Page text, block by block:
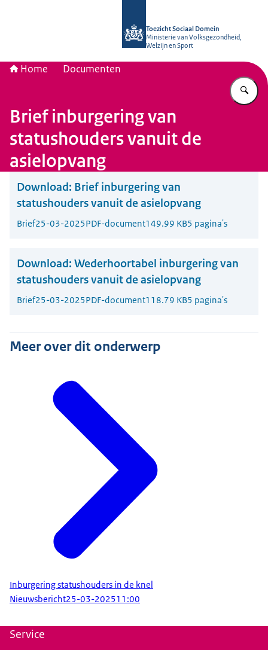
Toezicht Sociaal Domein
Ministerie van Volksgezondheid,
Welzijn en Sport
Home Documenten
Brief inburgering van
statushouders vanuit de
asielopvang
Download: Brief inburgering van
statushouders vanuit de asielopvang
Brief25-03-2025PDF-document149.99 KB5 pagina's
Download: Wederhoortabel inburgering van
statushouders vanuit de asielopvang
Brief25-03-2025PDF-document118.79 KB5 pagina's
Meer over dit onderwerp
Inburgering statushouders in de knel
Nieuwsbericht25-03-202511:00
Service